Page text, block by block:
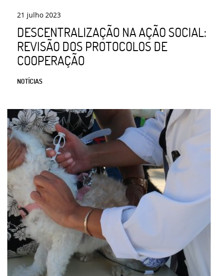
21 julho 2023
DESCENTRALIZAÇÃO NA AÇÃO SOCIAL:
REVISÃO DOS PROTOCOLOS DE
COOPERAÇÃO
NOTÍCIAS